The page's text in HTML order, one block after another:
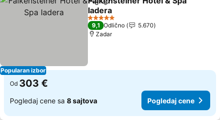
Popularan izbor
Deli Dodati u favorite
Iadera
5 Zvezdice
9,1 Odlično
5.670
Zadar
Od 303 €
Pogledaj cene sa 8 sajtova Pogledaj cene